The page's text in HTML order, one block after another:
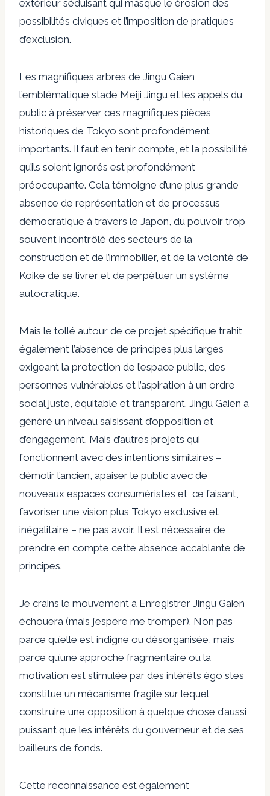
extérieur séduisant qui masque le érosion des
possibilités civiques et l’imposition de pratiques
d’exclusion.
Les magnifiques arbres de Jingu Gaien,
l’emblématique stade Meiji Jingu et les appels du
public à préserver ces magnifiques pièces
historiques de Tokyo sont profondément
importants. Il faut en tenir compte, et la possibilité
qu’ils soient ignorés est profondément
préoccupante. Cela témoigne d’une plus grande
absence de représentation et de processus
démocratique à travers le Japon, du pouvoir trop
souvent incontrôlé des secteurs de la
construction et de l’immobilier, et de la volonté de
Koike de se livrer et de perpétuer un système
autocratique.
Mais le tollé autour de ce projet spécifique trahit
également l’absence de principes plus larges
exigeant la protection de l’espace public, des
personnes vulnérables et l’aspiration à un ordre
social juste, équitable et transparent. Jingu Gaien a
généré un niveau saisissant d’opposition et
d’engagement. Mais d’autres projets qui
fonctionnent avec des intentions similaires –
démolir l’ancien, apaiser le public avec de
nouveaux espaces consuméristes et, ce faisant,
favoriser une vision plus Tokyo exclusive et
inégalitaire – ne pas avoir. Il est nécessaire de
prendre en compte cette absence accablante de
principes.
Je crains le mouvement à Enregistrer Jingu Gaien
échouera (mais j’espère me tromper). Non pas
parce qu’elle est indigne ou désorganisée, mais
parce qu’une approche fragmentaire où la
motivation est stimulée par des intérêts égoïstes
constitue un mécanisme fragile sur lequel
construire une opposition à quelque chose d’aussi
puissant que les intérêts du gouverneur et de ses
bailleurs de fonds.
Cette reconnaissance est également